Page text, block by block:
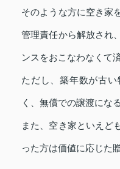
そのような方に空き家
管理責任から解放され
ンスをおこなわなくて
ただし、築年数が古
く、無償での譲渡にな
また、空き家といえど
った方は価値に応じた